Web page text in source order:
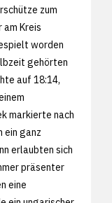
zum
Kreis
worden
gehörten
auf 18:14,
markierte nach
ein ganz
erlaubten sich
präsenter
eine